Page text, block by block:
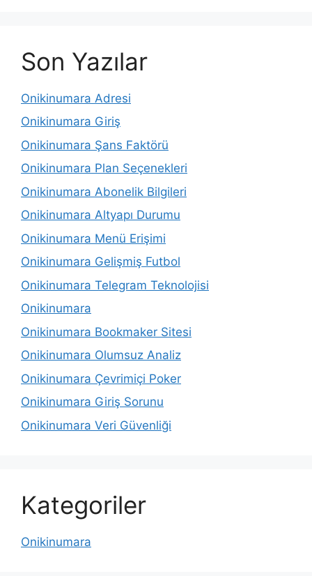
Son Yazılar
Onikinumara Adresi
Onikinumara Giriş
Onikinumara Şans Faktörü
Onikinumara Plan Seçenekleri
Onikinumara Abonelik Bilgileri
Onikinumara Altyapı Durumu
Onikinumara Menü Erişimi
Onikinumara Gelişmiş Futbol
Onikinumara Telegram Teknolojisi
Onikinumara
Onikinumara Bookmaker Sitesi
Onikinumara Olumsuz Analiz
Onikinumara Çevrimiçi Poker
Onikinumara Giriş Sorunu
Onikinumara Veri Güvenliği
Kategoriler
Onikinumara